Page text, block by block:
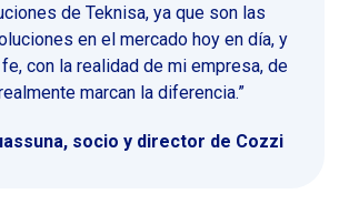
de Teknisa, ya que son las
en el mercado hoy en día, y
con la realidad de mi empresa, de
marcan la diferencia.”
socio y director de Cozzi